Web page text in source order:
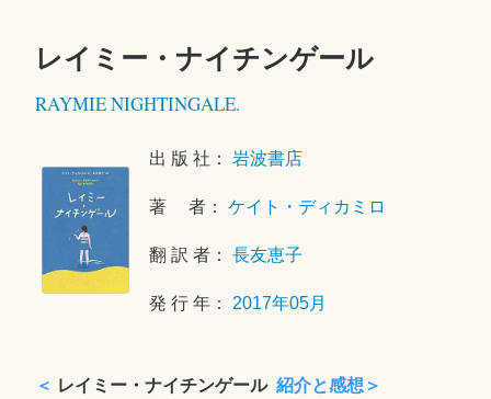
レイミー・ナイチンゲール
RAYMIE NIGHTINGALE.
出 版 社：岩波書店
著 者：ケイト・ディカミロ
翻 訳 者：長友恵子
発 行 年：2017年05月
＜ レイミー・ナイチンゲール 紹介と感想＞